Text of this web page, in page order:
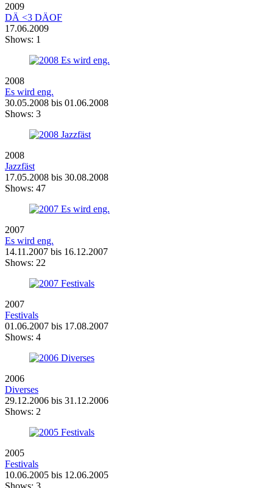
2009
DÄ <3 DÄOF
17.06.2009
Shows: 1
2008
Es wird eng.
30.05.2008 bis 01.06.2008
Shows: 3
2008
Jazzfäst
17.05.2008 bis 30.08.2008
Shows: 47
2007
Es wird eng.
14.11.2007 bis 16.12.2007
Shows: 22
2007
Festivals
01.06.2007 bis 17.08.2007
Shows: 4
2006
Diverses
29.12.2006 bis 31.12.2006
Shows: 2
2005
Festivals
10.06.2005 bis 12.06.2005
Shows: 3